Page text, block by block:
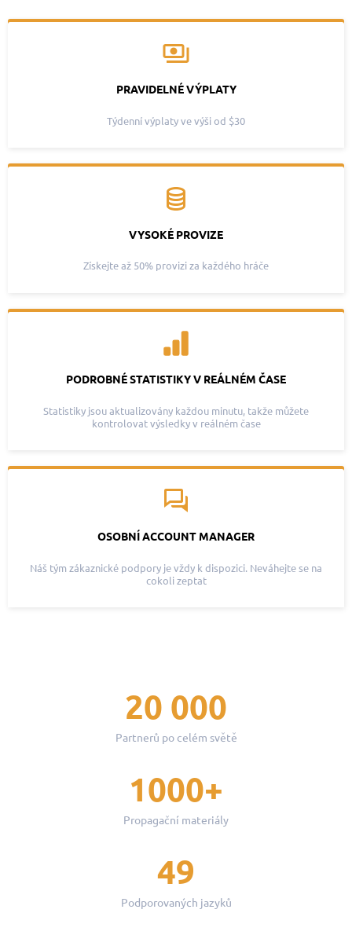
PRAVIDELNÉ VÝPLATY
Týdenní výplaty ve výši od $30
VYSOKÉ PROVIZE
Získejte až 50% provizi za každého hráče
PODROBNÉ STATISTIKY V REÁLNÉM ČASE
Statistiky jsou aktualizovány každou minutu, takže můžete
kontrolovat výsledky v reálném čase
OSOBNÍ ACCOUNT MANAGER
Náš tým zákaznické podpory je vždy k dispozici. Neváhejte se na
cokoli zeptat
20 000
Partnerů po celém světě
1000+
Propagační materiály
49
Podporovaných jazyků